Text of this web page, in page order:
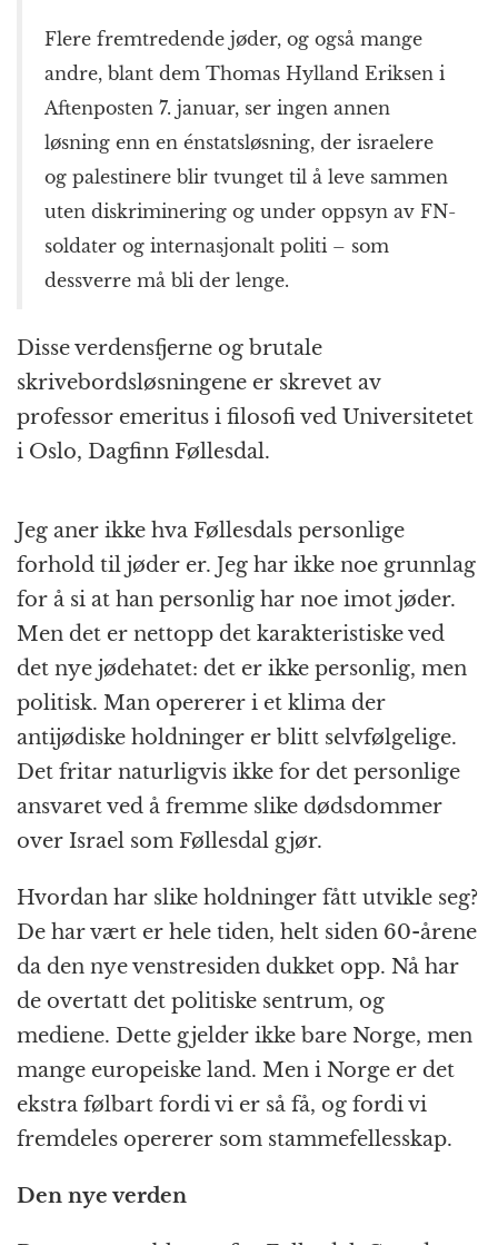
Flere fremtredende jøder, og også mange
andre, blant dem Thomas Hylland Eriksen i
Aftenposten 7. januar, ser ingen annen
løsning enn en énstatsløsning, der israelere
og palestinere blir tvunget til å leve sammen
uten diskriminering og under oppsyn av FN-
soldater og internasjonalt politi – som
dessverre må bli der lenge.
Disse verdensfjerne og brutale
skrivebordsløsningene er skrevet av
professor emeritus i filosofi ved Universitetet
i Oslo, Dagfinn Føllesdal.
Jeg aner ikke hva Føllesdals personlige
forhold til jøder er. Jeg har ikke noe grunnlag
for å si at han personlig har noe imot jøder.
Men det er nettopp det karakteristiske ved
det nye jødehatet: det er ikke personlig, men
politisk. Man opererer i et klima der
antijødiske holdninger er blitt selvfølgelige.
Det fritar naturligvis ikke for det personlige
ansvaret ved å fremme slike dødsdommer
over Israel som Føllesdal gjør.
Hvordan har slike holdninger fått utvikle seg?
De har vært er hele tiden, helt siden 60-årene
da den nye venstresiden dukket opp. Nå har
de overtatt det politiske sentrum, og
mediene. Dette gjelder ikke bare Norge, men
mange europeiske land. Men i Norge er det
ekstra følbart fordi vi er så få, og fordi vi
fremdeles opererer som stammefellesskap.
Den nye verden